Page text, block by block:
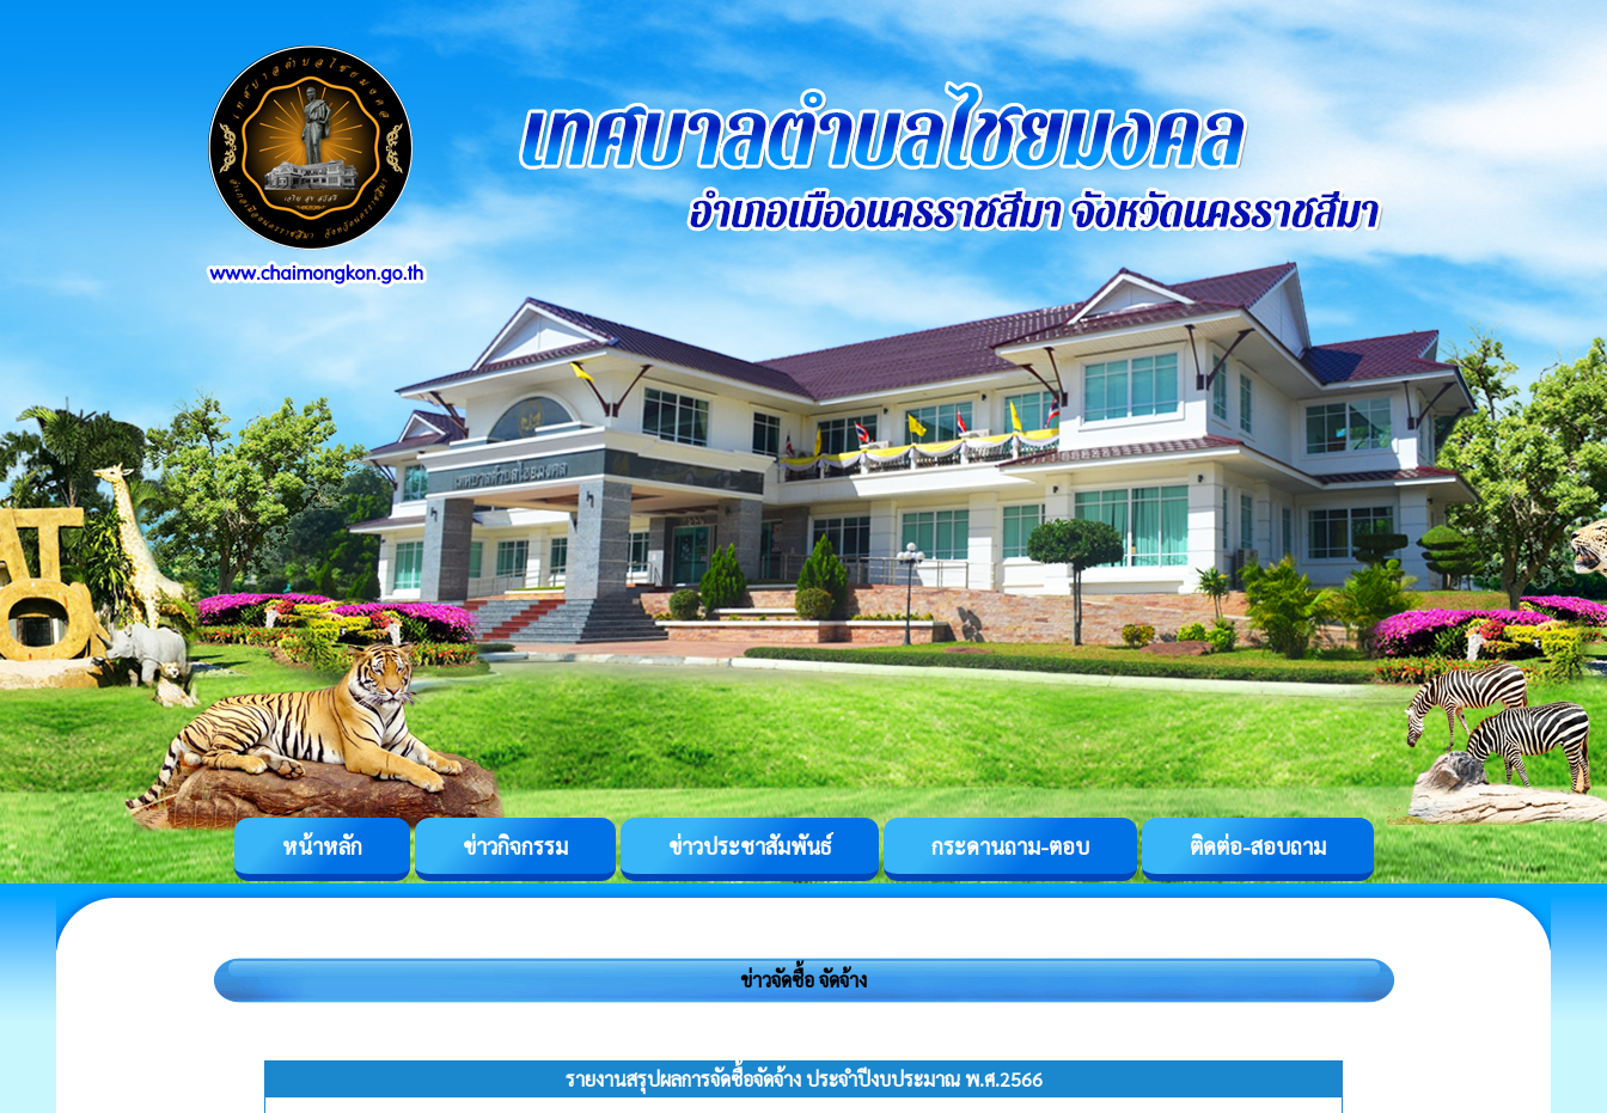
หน้าหลัก ข่าวกิจกรรม ข่าวประชาสัมพันธ์ กระดานถาม-ตอบ ติดต่อ-สอบถาม
ข่าวจัดซื้อ จัดจ้าง
รายงานสรุปผลการจัดซื้อจัดจ้าง ประจำปีงบประมาณ พ.ศ.2566